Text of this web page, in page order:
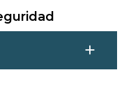
add